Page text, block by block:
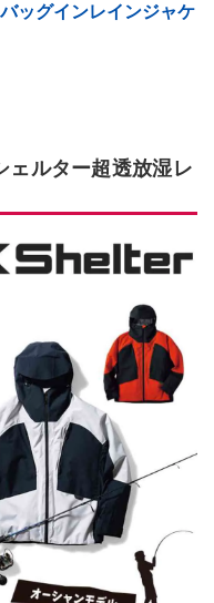
ッグインレインジャケ
ェルター超透放湿レ